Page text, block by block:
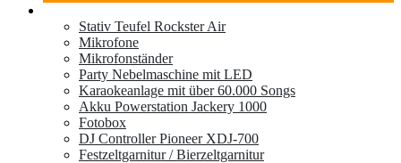
Stativ Teufel Rockster Air
Mikrofone
Mikrofonständer
Party Nebelmaschine mit LED
Karaokeanlage mit über 60.000 Songs
Akku Powerstation Jackery 1000
Fotobox
DJ Controller Pioneer XDJ-700
Festzeltgarnitur / Bierzeltgarnitur